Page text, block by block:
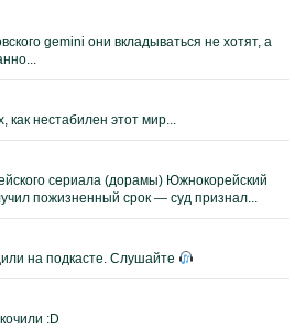
gemini они вкладываться не хотят, а
как нестабилен этот мир...
сериала (дорамы) Южнокорейский
пожизненный срок — суд признал...
на подкасте. Слушайте
:D